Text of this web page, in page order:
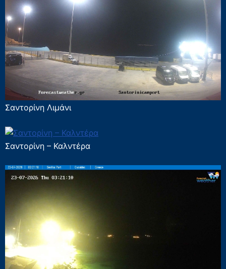
Σαντορίνη Λιμάνι
Σαντορίνη – Καλντέρα